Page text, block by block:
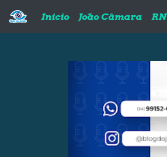
Inicio João Câmara RN